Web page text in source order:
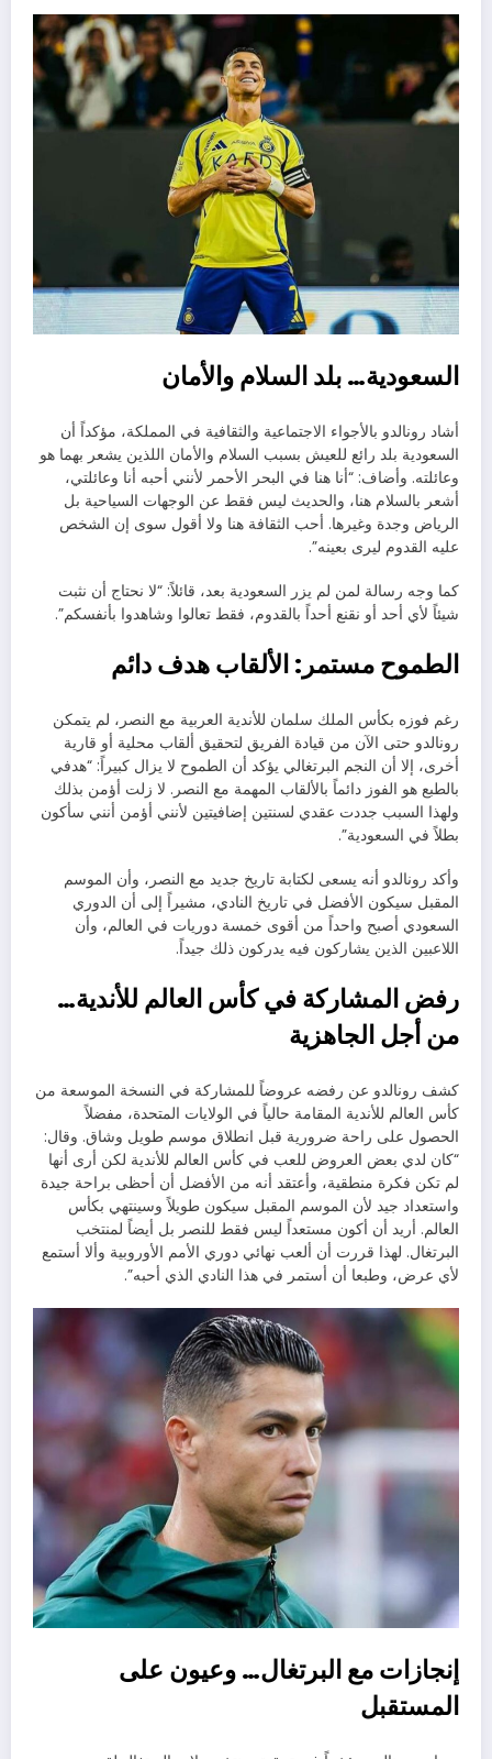
السعودية… بلد السلام والأمان
أشاد رونالدو بالأجواء الاجتماعية والثقافية في المملكة، مؤكداً أن
السعودية بلد رائع للعيش بسبب السلام والأمان اللذين يشعر بهما هو
وعائلته. وأضاف: “أنا هنا في البحر الأحمر لأنني أحبه أنا وعائلتي،
أشعر بالسلام هنا، والحديث ليس فقط عن الوجهات السياحية بل
الرياض وجدة وغيرها. أحب الثقافة هنا ولا أقول سوى إن الشخص
عليه القدوم ليرى بعينه”.
كما وجه رسالة لمن لم يزر السعودية بعد، قائلاً: “لا نحتاج أن نثبت
شيئاً لأي أحد أو نقنع أحداً بالقدوم، فقط تعالوا وشاهدوا بأنفسكم”.
الطموح مستمر: الألقاب هدف دائم
رغم فوزه بكأس الملك سلمان للأندية العربية مع النصر، لم يتمكن
رونالدو حتى الآن من قيادة الفريق لتحقيق ألقاب محلية أو قارية
أخرى، إلا أن النجم البرتغالي يؤكد أن الطموح لا يزال كبيراً: “هدفي
بالطبع هو الفوز دائماً بالألقاب المهمة مع النصر. لا زلت أؤمن بذلك
ولهذا السبب جددت عقدي لسنتين إضافيتين لأنني أؤمن أنني سأكون
بطلاً في السعودية”.
وأكد رونالدو أنه يسعى لكتابة تاريخ جديد مع النصر، وأن الموسم
المقبل سيكون الأفضل في تاريخ النادي، مشيراً إلى أن الدوري
السعودي أصبح واحداً من أقوى خمسة دوريات في العالم، وأن
اللاعبين الذين يشاركون فيه يدركون ذلك جيداً.
رفض المشاركة في كأس العالم للأندية…
من أجل الجاهزية
كشف رونالدو عن رفضه عروضاً للمشاركة في النسخة الموسعة من
كأس العالم للأندية المقامة حالياً في الولايات المتحدة، مفضلاً
الحصول على راحة ضرورية قبل انطلاق موسم طويل وشاق. وقال:
“كان لدي بعض العروض للعب في كأس العالم للأندية لكن أرى أنها
لم تكن فكرة منطقية، وأعتقد أنه من الأفضل أن أحظى براحة جيدة
واستعداد جيد لأن الموسم المقبل سيكون طويلاً وسينتهي بكأس
العالم. أريد أن أكون مستعداً ليس فقط للنصر بل أيضاً لمنتخب
البرتغال. لهذا قررت أن ألعب نهائي دوري الأمم الأوروبية وألا أستمع
لأي عرض، وطبعا أن أستمر في هذا النادي الذي أحبه”.
إنجازات مع البرتغال… وعيون على
المستقبل